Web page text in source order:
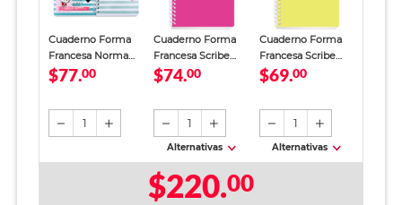
Cuaderno Forma
Francesa Norma
Hello Kitty Raya
$77.00
1
Cuaderno Forma
Francesa Scribe
Polycover Raya 100
$74.00
1
Alternativas
Cuaderno Forma
Francesa Scribe
Polycover Cuadro
$69.00
1
Alternativas
$220.00